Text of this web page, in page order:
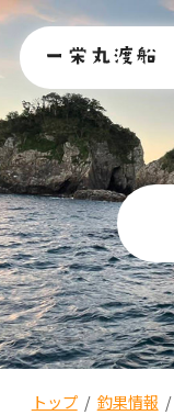
トップ/ 釣果情報 /